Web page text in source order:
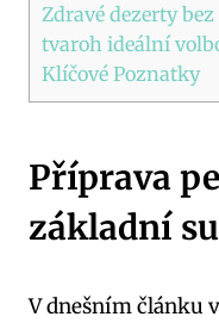
Zdravé dezerty
tvaroh ideální
Klíčové Poznatky
Příprava
základní
V dnešním článku